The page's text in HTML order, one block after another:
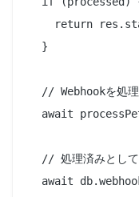
return
  }
  // Webhookを処理
await
// 処理済みとし
await